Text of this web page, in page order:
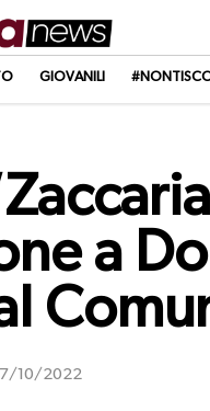
GIOVANILI
a
10/2022